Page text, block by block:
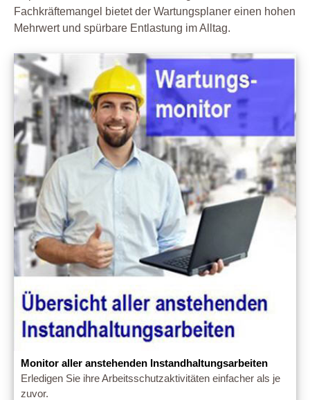
Fachkräftemangel bietet der Wartungsplaner einen hohen
Mehrwert und spürbare Entlastung im Alltag.
Monitor aller anstehenden Instandhaltungsarbeiten
Erledigen Sie ihre Arbeitsschutzaktivitäten einfacher als je
zuvor.